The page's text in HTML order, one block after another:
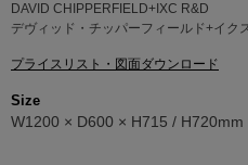
DAVID CHIPPERFIELD+IXC R&D
デヴィッド・チッパーフィールド+イク
プライスリスト・図面ダウンロード
Size
W1200 × D600 × H715 / H720mm